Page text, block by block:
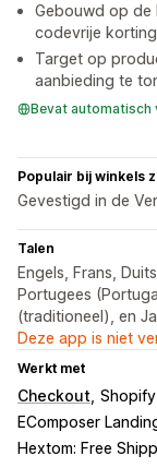
Gebouwd op de
codevrije
Target op
aanbieding te
Bevat
Populair bij winkels
Gevestigd in de
Talen
Engels, Frans,
Portugees
(traditioneel), en
Deze app is niet
Werkt met
Checkout
EComposer
Hextom: Free